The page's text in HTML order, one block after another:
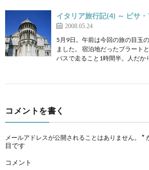
イタリア旅行記(4) ～ ピサ
2008.05.24
5月9日。午前は今回の旅の目玉
ました。 宿泊地だったプラート
バスで走ること1時間半。人だか
コメントを書く
メールアドレスが公開されることはありません。 *
目です
コメント